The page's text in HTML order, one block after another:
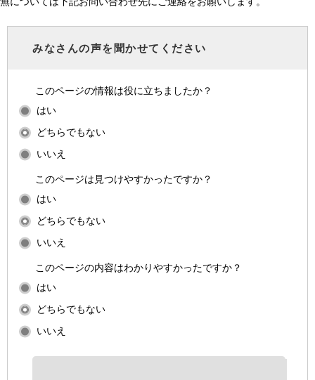
みなさんの声を聞かせてください
このページの情報は役に立ちましたか？
はい
どちらでもない
いいえ
このページは見つけやすかったですか？
はい
どちらでもない
いいえ
このページの内容はわかりやすかったですか？
はい
どちらでもない
いいえ